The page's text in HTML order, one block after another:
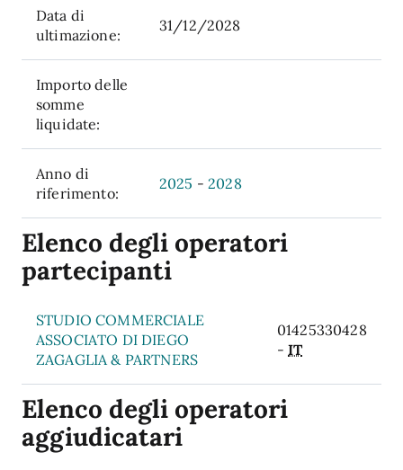
Data di
ultimazione:
31/12/2028
Importo delle
somme
liquidate:
Anno di
riferimento:
2025 -2028
Elenco degli operatori
partecipanti
STUDIO COMMERCIALE
ASSOCIATO DI DIEGO
ZAGAGLIA & PARTNERS
01425330428
-IT
Elenco degli operatori
aggiudicatari